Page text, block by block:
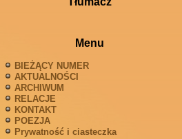
Menu
BIEŻĄCY NUMER
AKTUALNOŚCI
ARCHIWUM
RELACJE
KONTAKT
POEZJA
Prywatność i ciasteczka